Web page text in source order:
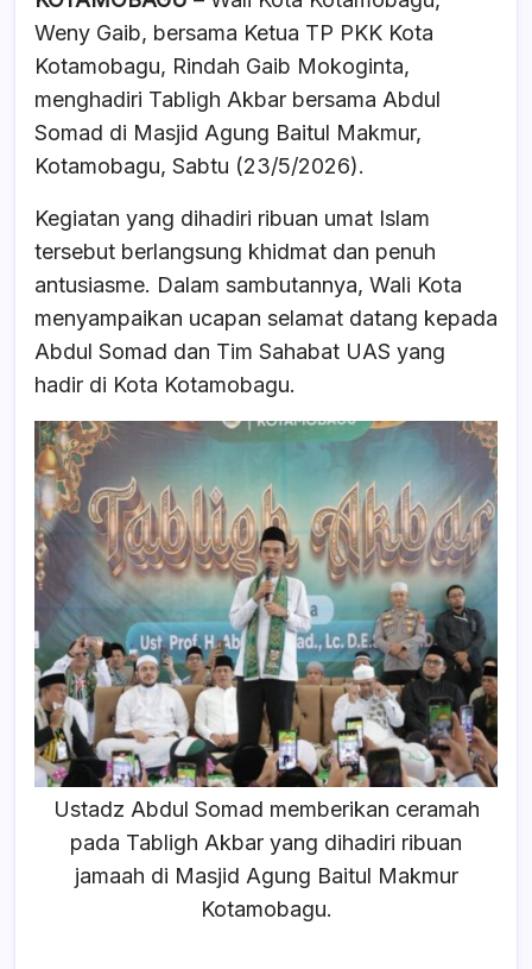
c
e
b
o
o
k
at
s
A
p
p
e
a
d
s
ar
e
Weny Gaib, bersama Ketua TP PKK Kota
Kotamobagu, Rindah Gaib Mokoginta,
menghadiri Tabligh Akbar bersama Abdul
Somad di Masjid Agung Baitul Makmur,
Kotamobagu, Sabtu (23/5/2026).
Kegiatan yang dihadiri ribuan umat Islam
tersebut berlangsung khidmat dan penuh
antusiasme. Dalam sambutannya, Wali Kota
menyampaikan ucapan selamat datang kepada
Abdul Somad dan Tim Sahabat UAS yang
hadir di Kota Kotamobagu.
Ustadz Abdul Somad memberikan ceramah
pada Tabligh Akbar yang dihadiri ribuan
jamaah di Masjid Agung Baitul Makmur
Kotamobagu.